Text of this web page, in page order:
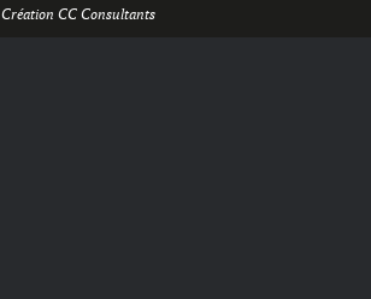
Création CC Consultants